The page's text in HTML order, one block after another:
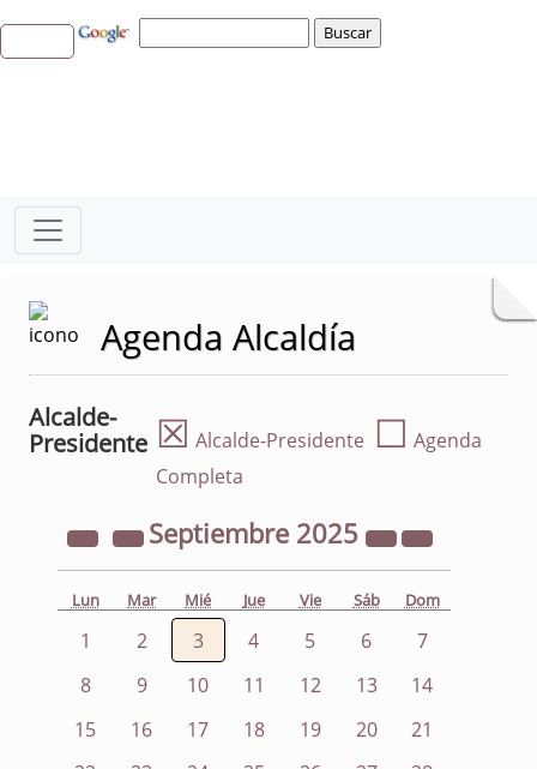
Agenda Alcaldía
Alcalde-
Presidente ☒ Alcalde-Presidente ☐ Agenda
Completa
Septiembre 2025
Lun Mar Mié Jue Vie Sáb Dom
1 2 3 4 5 6
7
8
9 10 11 12 13
14
15
16 17 18 19 20
21